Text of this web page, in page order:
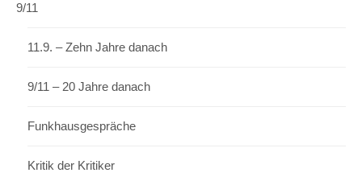
9/11
11.9. – Zehn Jahre danach
9/11 – 20 Jahre danach
Funkhausgespräche
Kritik der Kritiker